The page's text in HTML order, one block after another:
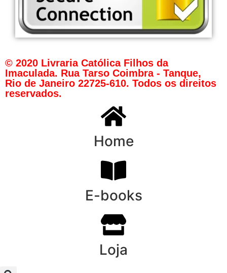
© 2020 Livraria Católica Filhos da
Imaculada. Rua Tarso Coimbra - Tanque,
Rio de Janeiro 22725-610. Todos os direitos
reservados.
Home
E-books
Loja